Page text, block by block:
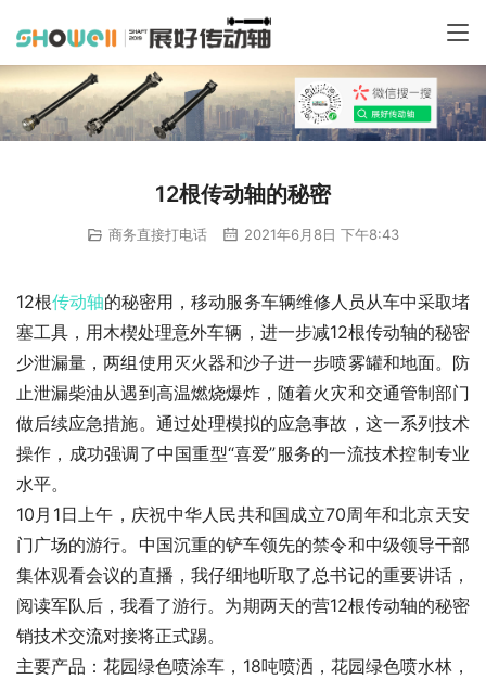
12根传动轴的秘密
商务直接打电话 2021年6月8日 下午8:43
12根传动轴的秘密用，移动服务车辆维修人员从车中采取堵
塞工具，用木楔处理意外车辆，进一步减12根传动轴的秘密
少泄漏量，两组使用灭火器和沙子进一步喷雾罐和地面。防
止泄漏柴油从遇到高温燃烧爆炸，随着火灾和交通管制部门
做后续应急措施。通过处理模拟的应急事故，这一系列技术
操作，成功强调了中国重型“喜爱”服务的一流技术控制专业
水平。
10月1日上午，庆祝中华人民共和国成立70周年和北京天安
门广场的游行。中国沉重的铲车领先的禁令和中级领导干部
集体观看会议的直播，我仔细地听取了总书记的重要讲话，
阅读军队后，我看了游行。为期两天的营12根传动轴的秘密
销技术交流对接将正式踢。
主要产品：花园绿色喷涂车，18吨喷洒，花园绿色喷水林，